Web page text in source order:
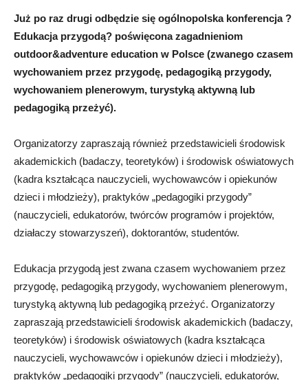
Abrys
Już po raz drugi odbędzie się ogólnopolska konferencja ?
Edukacja przygodą? poświęcona zagadnieniom
outdoor&adventure education w Polsce (zwanego czasem
wychowaniem przez przygodę, pedagogiką przygody,
wychowaniem plenerowym, turystyką aktywną lub
pedagogiką przeżyć).
Organizatorzy zapraszają również przedstawicieli środowisk
akademickich (badaczy, teoretyków) i środowisk oświatowych
(kadra kształcąca nauczycieli, wychowawców i opiekunów
dzieci i młodzieży), praktyków „pedagogiki przygody”
(nauczycieli, edukatorów, twórców programów i projektów,
działaczy stowarzyszeń), doktorantów, studentów.
Edukacja przygodą jest zwana czasem wychowaniem przez
przygodę, pedagogiką przygody, wychowaniem plenerowym,
turystyką aktywną lub pedagogiką przeżyć. Organizatorzy
zapraszają przedstawicieli środowisk akademickich (badaczy,
teoretyków) i środowisk oświatowych (kadra kształcąca
nauczycieli, wychowawców i opiekunów dzieci i młodzieży),
praktyków „pedagogiki przygody” (nauczycieli, edukatorów,